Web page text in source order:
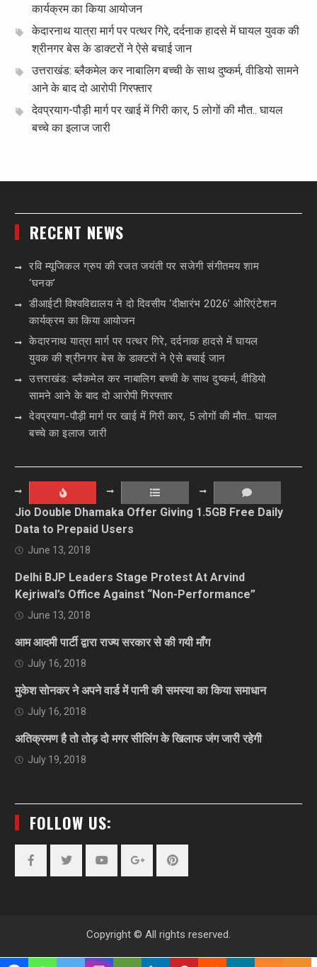
कार्यक्रम का किया आयोजन
केदारनाथ यात्रा मार्ग पर पत्थर गिरे, दर्दनाक हादसे में घायल युवक की
श्रीनगर बेस के डाक्टरों ने ऐसे बचाई जान
उत्तराखंड: ब्लैकमेल कर नाबालिग बच्ची के साथ दुष्कर्म, वीडियो सामने
आने के बाद दो आरोपी गिरफ्तार
देवप्रयाग-पौड़ी मार्ग पर खाई में गिरी कार, 5 लोगों की मौत.. घायल
बच्चे का इलाज जारी
RECENT NEWS
रवि म्यूजिकल ग्रुप की रजत जयंती पर सजेगी संगीतमय शाम
‘घनक’
डीआईटी विश्वविद्यालय ने दो दिवसीय ‘दीक्षारंभ 2026’ ओरिएंटेशन
कार्यक्रम का किया आयोजन
केदारनाथ यात्रा मार्ग पर पत्थर गिरे, दर्दनाक हादसे में घायल
युवक की श्रीनगर बेस के डाक्टरों ने ऐसे बचाई जान
उत्तराखंड: ब्लैकमेल कर नाबालिग बच्ची के साथ दुष्कर्म, वीडियो
सामने आने के बाद दो आरोपी गिरफ्तार
देवप्रयाग-पौड़ी मार्ग पर खाई में गिरी कार, 5 लोगों की मौत.. घायल
बच्चे का इलाज जारी
Jio Double Dhamaka Offer Giving 1.5GB Free Daily
Data to Prepaid Users
June 13, 2018
Delhi BJP Leaders Stage Protest At Arvind
Kejriwal’s Office Against “Non-Performance”
June 13, 2018
आम आदमी पार्टी द्वारा राज्य सरकार से की गयी माँग
July 16, 2018
मुकेश सोनकर ने अपने वार्ड में पानी की समस्या का किया समाधान
July 16, 2018
अतिक्रमण है तो तोड़ दो मगर सीलिंग के खिलाफ जंग जारी रहेगी
July 19, 2018
FOLLOW US:
Copyright © All rights reserved.